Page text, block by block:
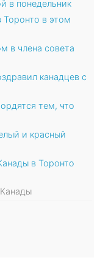
в понедельник
Торонто в этом
в члена совета
канадцев с
тем, что
и красный
в Торонто